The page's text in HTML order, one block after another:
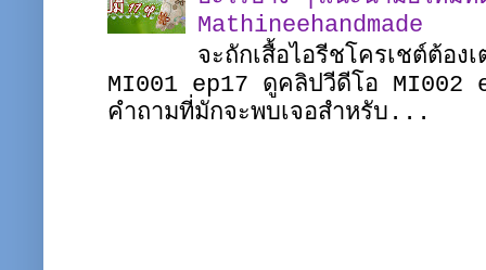
Mathineehandmade
จะถักเสื้อไอรีชโครเชต์ต้อ
MI001 ep17 ดูคลิปวีดีโอ MI002
คำถามที่มักจะพบเจอสำหรับ...